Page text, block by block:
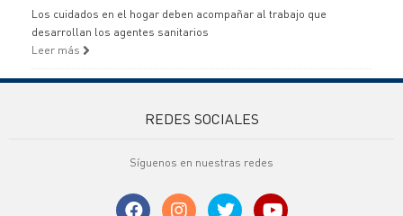
Los cuidados en el hogar deben acompañar al trabajo que
desarrollan los agentes sanitarios
Leer más
REDES SOCIALES
Síguenos en nuestras redes